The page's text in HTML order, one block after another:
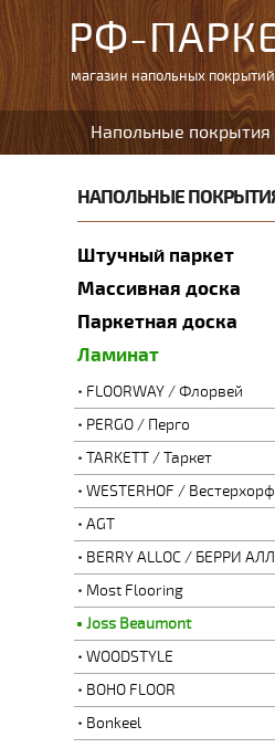
РФ-
магазин напольных покрытий
Напольные покрытия
НАПОЛЬНЫЕ
Штучный паркет
Массивная доска
Паркетная доска
Ламинат
FLOORWAY / Флорвей
PERGO / Перго
TARKETT / Таркет
WESTERHOF / Вестерхорф
AGT
BERRY ALLOC / БЕРРИ
Most Flooring
Joss Beaumont
WOODSTYLE
BOHO FLOOR
Bonkeel